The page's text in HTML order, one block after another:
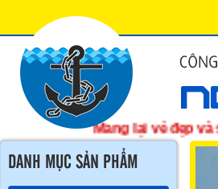
Mang lại vẻ đẹp và sự an
DANH MỤC SẢN PHẨM